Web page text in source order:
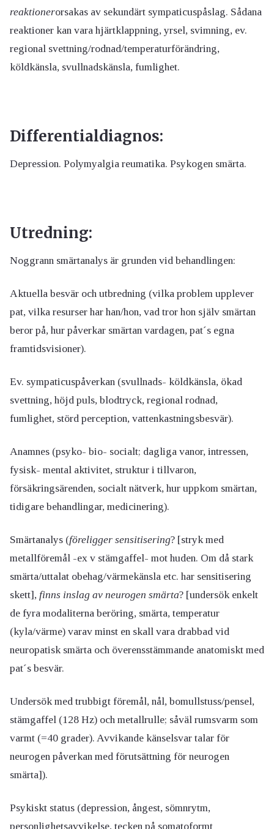
reaktionerorsakas av sekundärt sympaticuspåslag. Sådana
reaktioner kan vara hjärtklappning, yrsel, svimning, ev.
regional svettning/rodnad/temperaturförändring,
köldkänsla, svullnadskänsla, fumlighet.
Differentialdiagnos:
Depression. Polymyalgia reumatika. Psykogen smärta.
Utredning:
Noggrann smärtanalys är grunden vid behandlingen:
Aktuella besvär och utbredning (vilka problem upplever
pat, vilka resurser har han/hon, vad tror hon själv smärtan
beror på, hur påverkar smärtan vardagen, pat´s egna
framtidsvisioner).
Ev. sympaticuspåverkan (svullnads- köldkänsla, ökad
svettning, höjd puls, blodtryck, regional rodnad,
fumlighet, störd perception, vattenkastningsbesvär).
Anamnes (psyko- bio- socialt; dagliga vanor, intressen,
fysisk- mental aktivitet, struktur i tillvaron,
försäkringsärenden, socialt nätverk, hur uppkom smärtan,
tidigare behandlingar, medicinering).
Smärtanalys (föreligger sensitisering? [stryk med
metallföremål -ex v stämgaffel- mot huden. Om då stark
smärta/uttalat obehag/värmekänsla etc. har sensitisering
skett], finns inslag av neurogen smärta? [undersök enkelt
de fyra modaliterna beröring, smärta, temperatur
(kyla/värme) varav minst en skall vara drabbad vid
neuropatisk smärta och överensstämmande anatomiskt med
pat´s besvär.
Undersök med trubbigt föremål, nål, bomullstuss/pensel,
stämgaffel (128 Hz) och metallrulle; såväl rumsvarm som
varmt (=40 grader). Avvikande känselsvar talar för
neurogen påverkan med förutsättning för neurogen
smärta]).
Psykiskt status (depression, ångest, sömnrytm,
personlighetsavvikelse, tecken på somatoformt